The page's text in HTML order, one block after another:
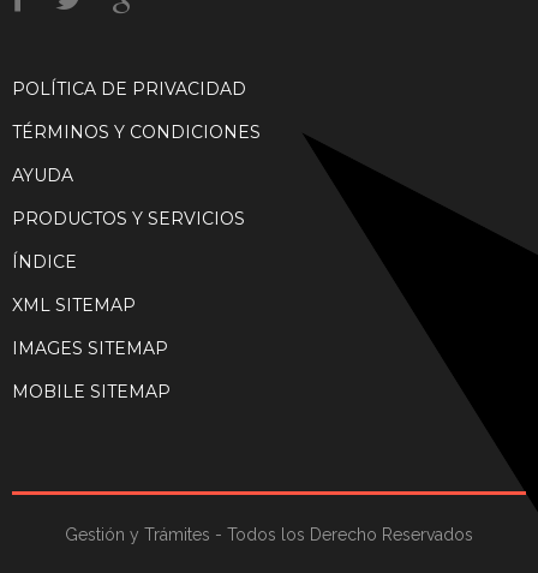
POLÍTICA DE PRIVACIDAD
TÉRMINOS Y CONDICIONES
AYUDA
PRODUCTOS Y SERVICIOS
ÍNDICE
XML SITEMAP
IMAGES SITEMAP
MOBILE SITEMAP
Gestión y Trámites - Todos los Derecho Reservados